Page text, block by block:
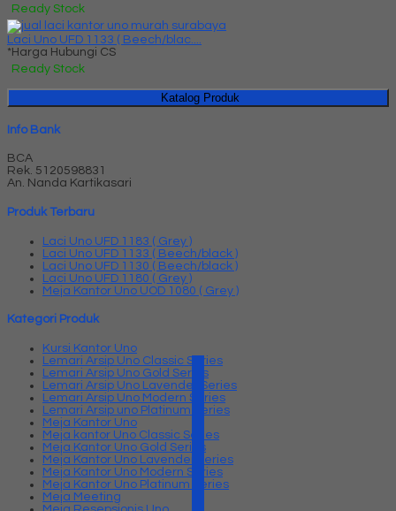
Ready Stock
Laci Uno UFD 1133 ( Beech/blac....
*Harga Hubungi CS
Ready Stock
Katalog Produk
Info Bank
BCA
Rek. 5120598831
An. Nanda Kartikasari
Produk Terbaru
Laci Uno UFD 1183 ( Grey )
Laci Uno UFD 1133 ( Beech/black )
Laci Uno UFD 1130 ( Beech/black )
Laci Uno UFD 1180 ( Grey )
Meja Kantor Uno UOD 1080 ( Grey )
Kategori Produk
Kursi Kantor Uno
Lemari Arsip Uno Classic Series
Lemari Arsip Uno Gold Series
Lemari Arsip Uno Lavender Series
Lemari Arsip Uno Modern Series
Lemari Arsip uno Platinum Series
Meja Kantor Uno
Meja kantor Uno Classic Series
Meja Kantor Uno Gold Series
Meja Kantor Uno Lavender series
Meja Kantor Uno Modern Series
Meja Kantor Uno Platinum Series
Meja Meeting